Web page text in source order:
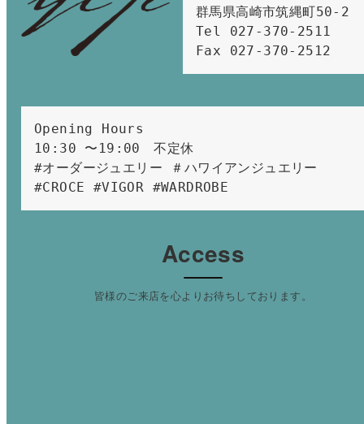
群馬県高崎市筑縄町50-2
Tel 027-370-2511
Fax 027-370-2512
Opening Hours
10:30 〜19:00　不定休
#オーダージュエリー ＃ハワイアンジュエリー
#CROCE #VIGOR #WARDROBE
Access
皆様のご来店を心よりお待ちしております。